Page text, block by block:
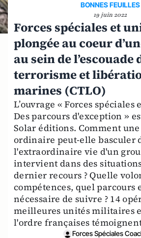
BONNES FEUILLES
19 juin 2022
Forces spéciales et
plongée au coeur
au sein de l’escouade
terrorisme et
marines (CTLO)
L’ouvrage « Forces spéciales
Des parcours d'exception »
Solar éditions. Comment
ordinaire peut-elle basculer
l'extraordinaire vie d'un
intervient dans des
dernier recours ? Quelle
compétences, quel parcours
nécessaire de suivre ? 14
meilleures unités militaires
l'ordre françaises
Forces Spéciales